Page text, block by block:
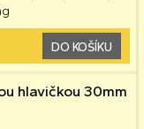
DO KOŠÍKU
hlavičkou 30mm